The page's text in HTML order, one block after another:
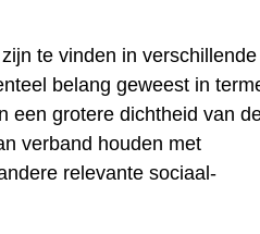
zijn te vinden in verschillende
belang geweest in
een grotere dichtheid van
verband houden met
relevante sociaal-